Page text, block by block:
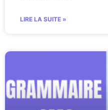
LIRE LA SUITE »